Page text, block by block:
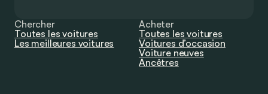
Chercher
Toutes les voitures
Les meilleures voitures
Acheter
Toutes les voitures
Voitures d’occasion
Voiture neuves
Ancêtres